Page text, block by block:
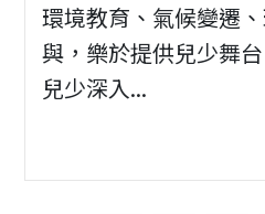
環境教育、氣候變遷
與，樂於提供兒少舞
兒少深入...